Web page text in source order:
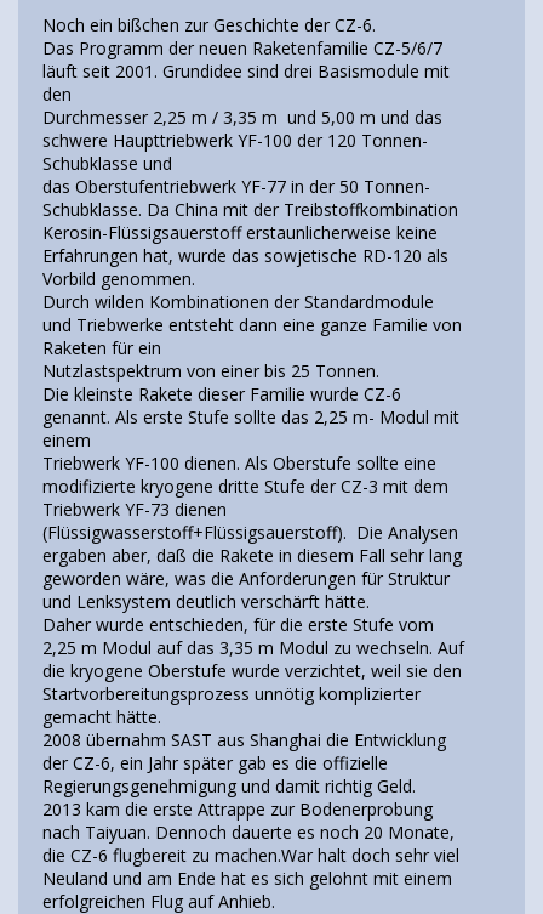
Noch ein bißchen zur Geschichte der CZ-6.
Das Programm der neuen Raketenfamilie CZ-5/6/7
läuft seit 2001. Grundidee sind drei Basismodule mit
den
Durchmesser 2,25 m / 3,35 m und 5,00 m und das
schwere Haupttriebwerk YF-100 der 120 Tonnen-
Schubklasse und
das Oberstufentriebwerk YF-77 in der 50 Tonnen-
Schubklasse. Da China mit der Treibstoffkombination
Kerosin-Flüssigsauerstoff erstaunlicherweise keine
Erfahrungen hat, wurde das sowjetische RD-120 als
Vorbild genommen.
Durch wilden Kombinationen der Standardmodule
und Triebwerke entsteht dann eine ganze Familie von
Raketen für ein
Nutzlastspektrum von einer bis 25 Tonnen.
Die kleinste Rakete dieser Familie wurde CZ-6
genannt. Als erste Stufe sollte das 2,25 m- Modul mit
einem
Triebwerk YF-100 dienen. Als Oberstufe sollte eine
modifizierte kryogene dritte Stufe der CZ-3 mit dem
Triebwerk YF-73 dienen
(Flüssigwasserstoff+Flüssigsauerstoff). Die Analysen
ergaben aber, daß die Rakete in diesem Fall sehr lang
geworden wäre, was die Anforderungen für Struktur
und Lenksystem deutlich verschärft hätte.
Daher wurde entschieden, für die erste Stufe vom
2,25 m Modul auf das 3,35 m Modul zu wechseln. Auf
die kryogene Oberstufe wurde verzichtet, weil sie den
Startvorbereitungsprozess unnötig komplizierter
gemacht hätte.
2008 übernahm SAST aus Shanghai die Entwicklung
der CZ-6, ein Jahr später gab es die offizielle
Regierungsgenehmigung und damit richtig Geld.
2013 kam die erste Attrappe zur Bodenerprobung
nach Taiyuan. Dennoch dauerte es noch 20 Monate,
die CZ-6 flugbereit zu machen.War halt doch sehr viel
Neuland und am Ende hat es sich gelohnt mit einem
erfolgreichen Flug auf Anhieb.